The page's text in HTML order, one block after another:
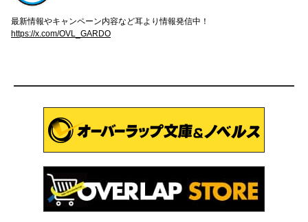
最新情報やキャンペーン内容など耳より情報発信中！
https://x.com/OVL_GARDO